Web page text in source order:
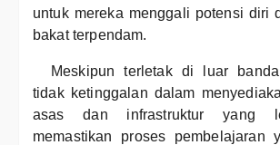
untuk mereka menggali potensi diri
bakat terpendam.
Meskipun terletak di luar
tidak ketinggalan dalam
asas dan infrastruktur yang
memastikan proses pembelajaran